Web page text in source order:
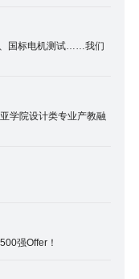
国标电机测试……我们
学院设计类专业产教融
强Offer！